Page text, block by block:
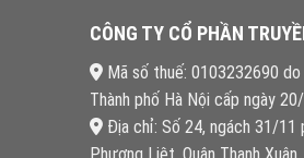
CÔNG TY CỔ PHẦN
Mã số thuế: 0103232690
Thành phố Hà Nội cấp ngày
Địa chỉ: Số 24, ngách 31/11